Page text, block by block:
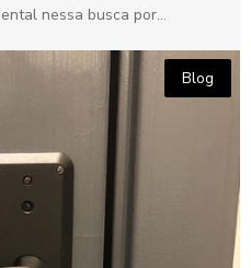
nessa busca por...
Blog